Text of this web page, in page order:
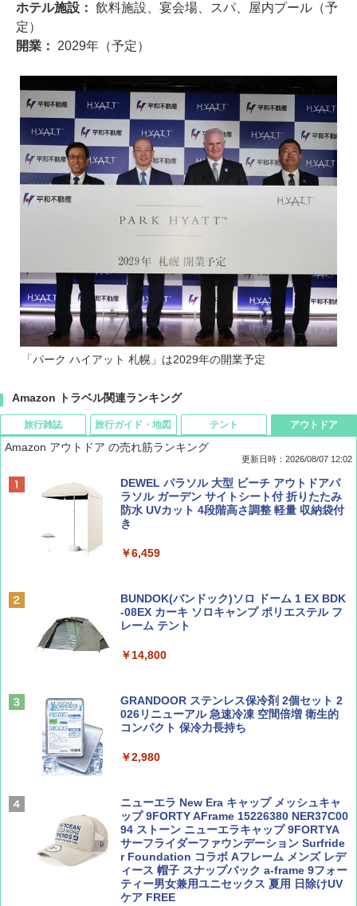
ホテル施設： 飲料施設、宴会場、スパ、屋内プール（予
定）
開業： 2029年（予定）
「パーク ハイアット 札幌」は2029年の開業予定
Amazon トラベル関連ランキング
旅行雑誌
ディズニーファン ２０２６年 ９月号 [雑
誌] (ＤＩＳＮＥＹ ＦＡＮ)
￥713
SOTO ミニマル"旅"財布 ランダム2種】
￥1,500
￥1,540
￥1,540
AIRLINE（エアライン）2026年9月号【特
集】ボーイング110周年を祝して！
旅行ガイド・地図
D40 地球の歩き方 チェンマイ タイ北部の魅
力的な町 2026～2027 地球の歩き方D アジア
￥2,079
球の歩き方A ヨーロッパ
￥2,479
￥2,695
ァキア 2026～2027 地球の歩き方A ヨーロッ
パ
￥2,277
新しい日本地理 地図・統計・移動から読み
解く (講談社現代新書)
テント
[キャンパーズコレクション 山善] ポップアッ
プテント 傘みたいに広げて畳める パッとサ
ッとサンシェード キューブ フルクローズ メ
ッシュ 簡単設置 ワンタッチテント キャンプ
PYKES PEAK (パイクスピーク) 着替えテン
ト プライバシー テント 【中が透けない】 1
ーチ ピクニック ポップアップテント 携帯 簡
￥4,980
テント ワンタッチ RENEW 幅200 2-3人用 43
￥5,999
[キャンパーズコレクション 山善] 傘みたいに
広げるだけ パッとサッとテント ブラックコ
ーティング フルクローズ メッシュ 3-4人用
簡単設置 ポップアップテント エクルベージ
ュ(BC仕様) PATC-150B(EB)
アウトドア
Amazon アウトドア の売れ筋ランキング
更新日時：2026/08/07 12:02
DEWEL パラソル 大型 ビーチ アウトドアパ
ラソル ガーデン サイトシート付 折りたたみ
防水 UVカット 4段階高さ調整 軽量 収納袋付
き
￥6,459
BUNDOK(バンドック)ソロ ドーム 1 EX BDK
-08EX カーキ ソロキャンプ ポリエステル フ
レーム テント
￥14,800
GRANDOOR ステンレス保冷剤 2個セット 2
026リニューアル 急速冷凍 空間倍増 衛生的
コンパクト 保冷力長持ち
￥2,980
ニューエラ New Era キャップ メッシュキャ
ップ 9FORTY AFrame 15226380 NER37C00
94 ストーン ニューエラキャップ 9FORTYA
サーフライダーファウンデーション Surfride
r Foundation コラボ Aフレーム メンズ レデ
ィース 帽子 スナップバック a-frame 9フォー
ティー男女兼用ユニセックス 夏用 日除けUV
ケア FREE